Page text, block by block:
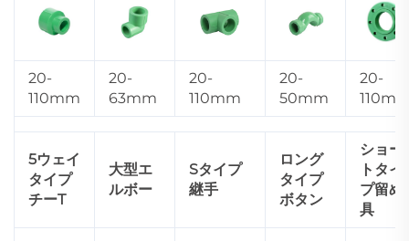
20-
110mm
20-
63mm
20-
110mm
20-
50mm
20-
5ウェイ
タイプ
チーT
大型エ
ルボー
Sタイプ
継手
ロング
タイプ
ボタン
ショー
トタイ
プ留め
具